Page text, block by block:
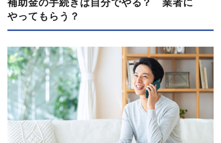
補助金の​手続きは​自分で​やる？​ 業者に​
やって​もらう？